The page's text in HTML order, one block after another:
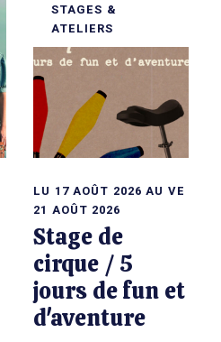
STAGES &
ATELIERS
LU 17 AOÛT 2026 AU VE
21 AOÛT 2026
Stage de
cirque / 5
jours de fun et
d'aventure